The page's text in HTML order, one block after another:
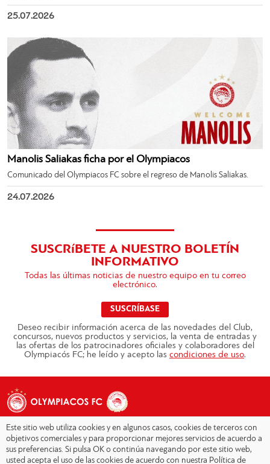
25.07.2026
Manolis Saliakas ficha por el Olympiacos
Comunicado del Olympiacos FC sobre el regreso de Manolis Saliakas.
24.07.2026
SUSCRíBETE A NUESTRO BOLETÍN
INFORMATIVO
Todas las últimas noticias de nuestro equipo en tu correo
electrónico.
SUSCRÍBASE
Deseo recibir información acerca de las novedades del Club,
concursos, nuevos productos y servicios, la venta de entradas y
las ofertas de los patrocinadores oficiales y colaboradores del
Olympiacós FC; he leído y acepto las condiciones de uso.
Copyright © 2026 - Olympiacos.org
Este sitio web utiliza cookies y en algunos casos, cookies de terceros con
objetivos comerciales y para proporcionar mejores servicios de acuerdo a
sus preferencias. Si pulsa OK o continúa navegando por este sitio web,
usted acepta el uso de las cookies de acuerdo con nuestra Política de